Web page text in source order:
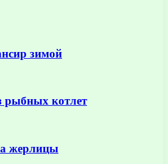
зимой
рыбных котлет
жерлицы